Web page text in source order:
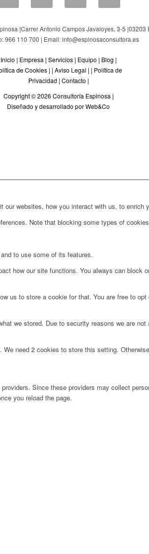
|Carrer Antonio Campos Javaloyes, 3-5 |03203
966 110 700 | Email: info@espinosaconsultora.es
Inicio | Empresa | Servicios| Equipo | Blog |
de Cookies| | Aviso Legal | | Política de
Privacidad | Contacto |
Copyright © 2026 Consultoría Espinosa |
Diseñado y desarrollado por Web&Co
websites, how you interact with us, to
Note that blocking some types of
to use some of its features.
how our site functions. You always can
us to store a cookie for that. You are free to
we stored. Due to security reasons we are
need 2 cookies to store this setting.
Since these providers may collect
you reload the page.